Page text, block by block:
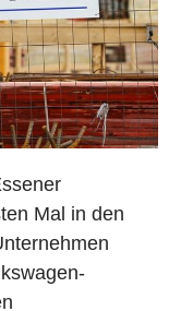
Mal in den